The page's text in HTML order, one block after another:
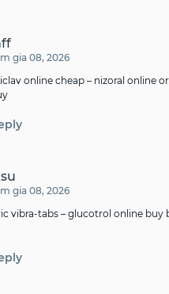
gia 08, 2026
online cheap – nizoral online
gia 08, 2026
vibra-tabs – glucotrol online buy